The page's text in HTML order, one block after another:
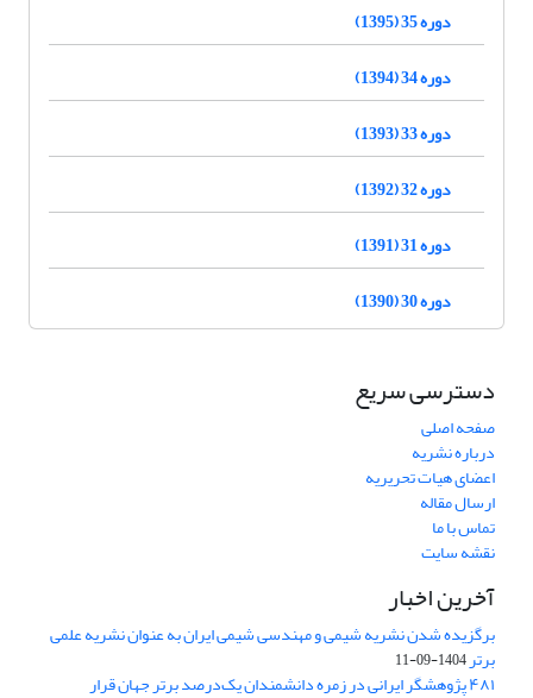
دوره 35 (1395)
دوره 34 (1394)
دوره 33 (1393)
دوره 32 (1392)
دوره 31 (1391)
دوره 30 (1390)
دسترسی سریع
صفحه اصلی
درباره نشریه
اعضای هیات تحریریه
ارسال مقاله
تماس با ما
نقشه سایت
آخرین اخبار
برگزیده شدن نشریه شیمی و مهندسی شیمی ایران به عنوان نشریه علمی
برتر1404-09-11
۴۸۱ پژوهشگر ایرانی در زمره دانشمندان یک‌درصد برتر جهان قرار